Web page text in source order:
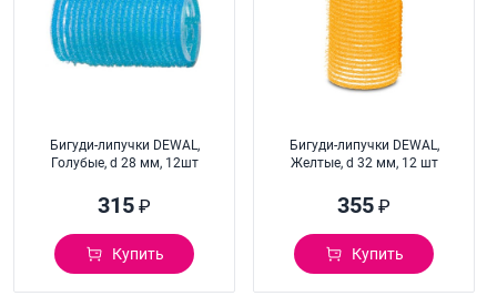
Бигуди-липучки DEWAL,
Голубые, d 28 мм, 12шт
315 ₽
Купить
Бигуди-липучки DEWAL,
Желтые, d 32 мм, 12 шт
355 ₽
Купить